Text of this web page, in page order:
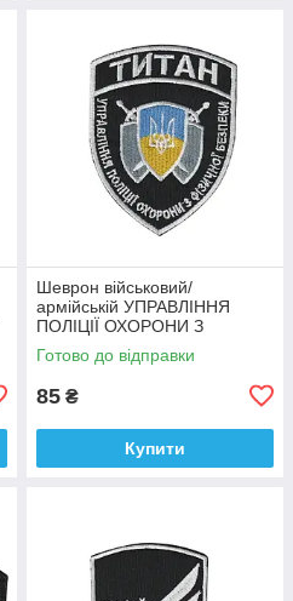
Шеврон військовий/
армійській УПРАВЛІННЯ
ПОЛІЦІЇ ОХОРОНИ З
ФІЗИЧНОЇ БЕЗПЕКИ ТИТАН
на чорному, ЗСУ. 8 см * 10
Готово до відправки
85 ₴
Купити